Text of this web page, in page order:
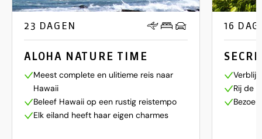
23 DAGEN
ALOHA NATURE TIME
Meest complete en ulitieme reis naar
Hawaii
Beleef Hawaii op een rustig reistempo
Elk eiland heeft haar eigen charmes
16
Verblijf
Rij de